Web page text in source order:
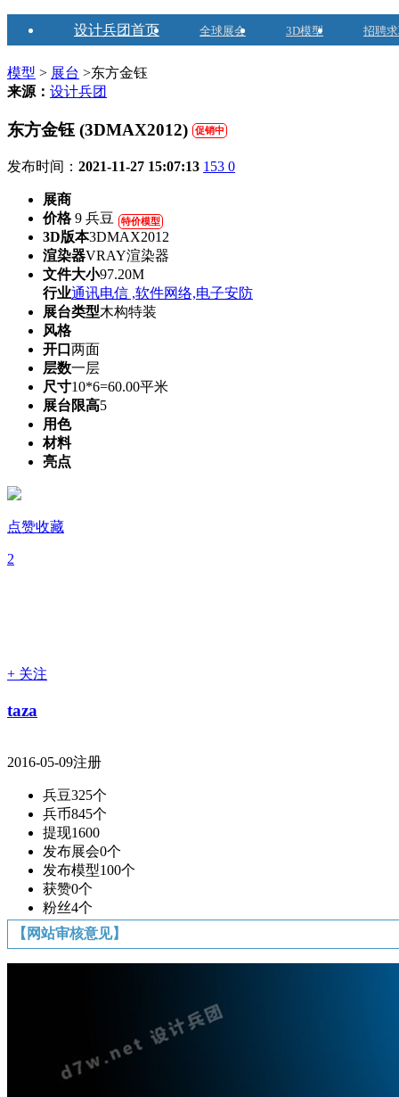
设计兵团首页 全球展会 3D模型 招聘
模型 > 展台 >东方金钰
来源： 设计兵团
东方金钰 (3DMAX2012) 促销中
发布时间： 2021-11-27 15:07:13 153 0
展商
价格9 兵豆 特价模型
3D版本3DMAX2012
渲染器VRAY渲染器
文件大小97.20M
行业通讯电信 ,软件网络,电子安防
展台类型木构特装
风格
开口 两面
层数一层
尺寸10*6=60.00平米
展台限高5
用色
材料
亮点
点赞收藏
2
+ 关注
taza
2016-05-09注册
兵豆325个
兵币845个
提现1600
发布展会0个
发布模型100个
获赞0个
粉丝4个
【网站审核意见】